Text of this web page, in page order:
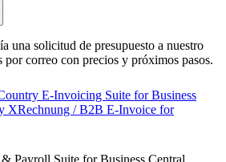
una solicitud de presupuesto a nuestro
por correo con precios y próximos pasos.
E-Invoicing Suite for Business
XRechnung / B2B E-Invoice for